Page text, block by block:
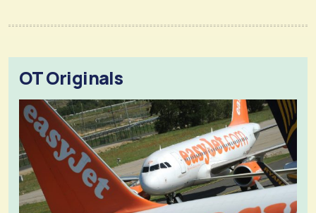
OT Originals